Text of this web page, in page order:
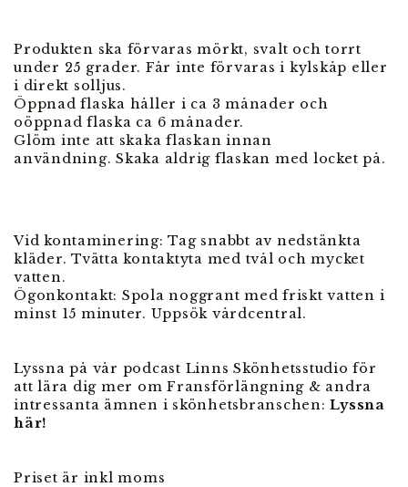
Produkten ska förvaras mörkt, svalt och torrt
under 25 grader. Får inte förvaras i kylskåp eller
i direkt solljus.
Öppnad flaska håller i ca 3 månader och
oöppnad flaska ca 6 månader.
Glöm inte att skaka flaskan innan
användning. Skaka aldrig flaskan med locket på.
Vid kontaminering: Tag snabbt av nedstänkta
kläder. Tvätta kontaktyta med tvål och mycket
vatten.
Ögonkontakt: Spola noggrant med friskt vatten i
minst 15 minuter. Uppsök vårdcentral.
Lyssna på vår podcast Linns Skönhetsstudio för
att lära dig mer om Fransförlängning & andra
intressanta ämnen i skönhetsbranschen:Lyssna
här!
Priset är inkl moms